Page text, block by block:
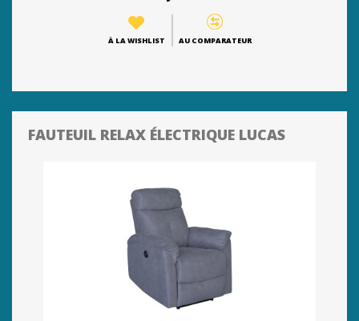
À LA WISHLIST AU COMPARATEUR
FAUTEUIL RELAX ÉLECTRIQUE LUCAS